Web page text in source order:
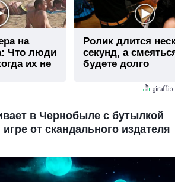
на
Что люди
их не
Ролик длится
секунд, а
будете долго
в Чернобыле с бутылкой
от скандального издателя